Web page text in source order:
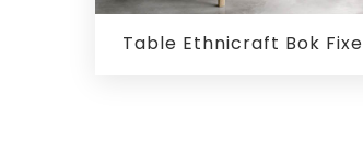
Table Ethnicraft Bok Fixe